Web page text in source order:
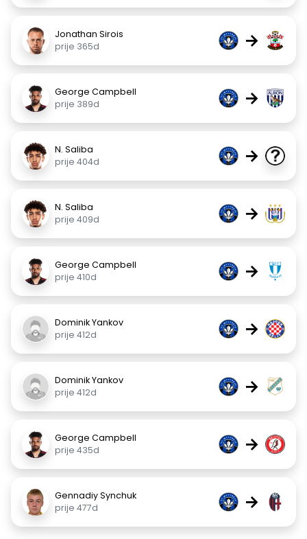
Jonathan Sirois
prije 365d
→
George Campbell
prije 389d
→
N. Saliba
prije 404d
→
N. Saliba
prije 409d
→
George Campbell
prije 410d
→
Dominik Yankov
prije 412d
→
Dominik Yankov
prije 412d
→
George Campbell
prije 435d
→
Gennadiy Synchuk
prije 477d
→